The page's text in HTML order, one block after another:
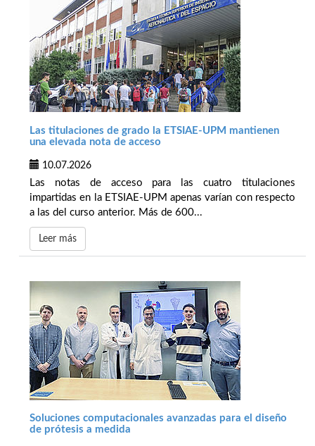
Las titulaciones de grado la ETSIAE-UPM mantienen
una elevada nota de acceso
10.07.2026
Las notas de acceso para las cuatro titulaciones
impartidas en la ETSIAE-UPM apenas varían con respecto
a las del curso anterior. Más de 600...
Leer más
Soluciones computacionales avanzadas para el diseño
de prótesis a medida